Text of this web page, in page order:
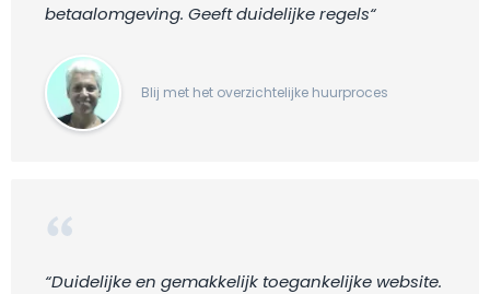
betaalomgeving. Geeft duidelijke regels“
Blij met het overzichtelijke huurproces
“Duidelijke en gemakkelijk toegankelijke website.